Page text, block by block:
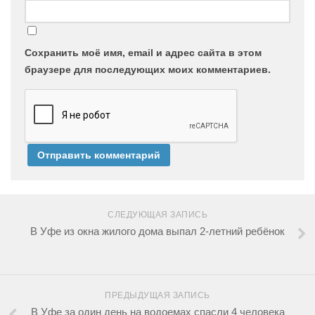
Сохранить моё имя, email и адрес сайта в этом
браузере для последующих моих комментариев.
СЛЕДУЮЩАЯ ЗАПИСЬ
В Уфе из окна жилого дома выпал 2-летний ребёнок
ПРЕДЫДУЩАЯ ЗАПИСЬ
В Уфе за один день на водоемах спасли 4 человека